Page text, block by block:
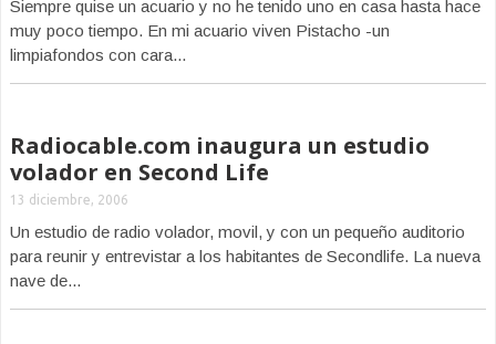
Siempre quise un acuario y no he tenido uno en casa hasta hace
muy poco tiempo. En mi acuario viven Pistacho -un
limpiafondos con cara...
Radiocable.com inaugura un estudio
volador en Second Life
13 diciembre, 2006
Un estudio de radio volador, movil, y con un pequeño auditorio
para reunir y entrevistar a los habitantes de Secondlife. La nueva
nave de...